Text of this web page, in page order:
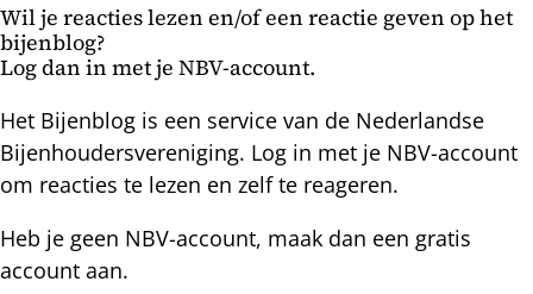
Wil je reacties lezen en/of een reactie geven op het
bijenblog?
Log dan in met je NBV-account.
Het Bijenblog is een service van de Nederlandse
Bijenhoudersvereniging. Log in met je NBV-account
om reacties te lezen en zelf te reageren.
Heb je geen NBV-account, maak dan een gratis
account aan.